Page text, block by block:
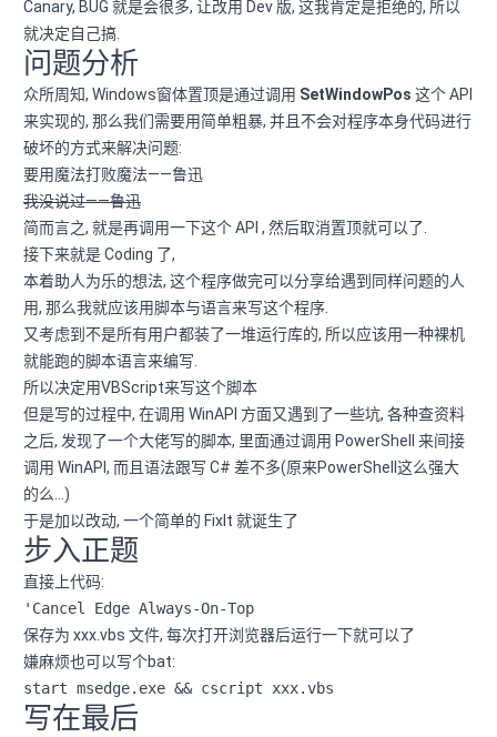
Canary, BUG 就是会很多, 让改用 Dev 版, 这我肯定是拒绝的, 所以
就决定自己搞.
问题分析
众所周知, Windows窗体置顶是通过调用 SetWindowPos 这个 API
来实现的, 那么我们需要用简单粗暴, 并且不会对程序本身代码进行
破坏的方式来解决问题:
要用魔法打败魔法——鲁迅
我没说过——鲁迅
简而言之, 就是再调用一下这个 API , 然后取消置顶就可以了.
接下来就是 Coding 了,
本着助人为乐的想法, 这个程序做完可以分享给遇到同样问题的人
用, 那么我就应该用脚本与语言来写这个程序.
又考虑到不是所有用户都装了一堆运行库的, 所以应该用一种裸机
就能跑的脚本语言来编写.
所以决定用VBScript来写这个脚本
但是写的过程中, 在调用 WinAPI 方面又遇到了一些坑, 各种查资料
之后, 发现了一个大佬写的脚本, 里面通过调用 PowerShell 来间接
调用 WinAPI, 而且语法跟写 C# 差不多(原来PowerShell这么强大
的么…)
于是加以改动, 一个简单的 FixIt 就诞生了
步入正题
直接上代码:
保存为 xxx.vbs 文件, 每次打开浏览器后运行一下就可以了
嫌麻烦也可以写个bat:
写在最后